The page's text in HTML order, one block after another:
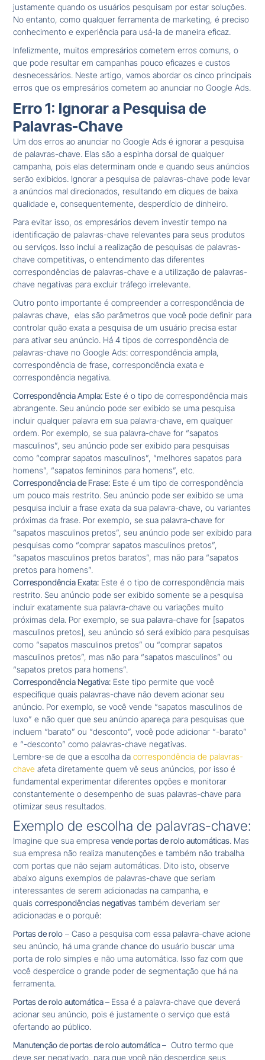
justamente quando os usuários pesquisam por estar soluções.
No entanto, como qualquer ferramenta de marketing, é preciso
conhecimento e experiência para usá-la de maneira eficaz.
Infelizmente, muitos empresários cometem erros comuns, o
que pode resultar em campanhas pouco eficazes e custos
desnecessários. Neste artigo, vamos abordar os cinco principais
erros que os empresários cometem ao anunciar no Google Ads.
Erro 1: Ignorar a Pesquisa de
Palavras-Chave
Um dos erros ao anunciar no Google Ads é ignorar a pesquisa
de palavras-chave. Elas são a espinha dorsal de qualquer
campanha, pois elas determinam onde e quando seus anúncios
serão exibidos. Ignorar a pesquisa de palavras-chave pode levar
a anúncios mal direcionados, resultando em cliques de baixa
qualidade e, consequentemente, desperdício de dinheiro.
Para evitar isso, os empresários devem investir tempo na
identificação de palavras-chave relevantes para seus produtos
ou serviços. Isso inclui a realização de pesquisas de palavras-
chave competitivas, o entendimento das diferentes
correspondências de palavras-chave e a utilização de palavras-
chave negativas para excluir tráfego irrelevante.
Outro ponto importante é compreender a correspondência de
palavras chave, elas são parâmetros que você pode definir para
controlar quão exata a pesquisa de um usuário precisa estar
para ativar seu anúncio. Há 4 tipos de correspondência de
palavras-chave no Google Ads: correspondência ampla,
correspondência de frase, correspondência exata e
correspondência negativa.
Correspondência Ampla: Este é o tipo de correspondência mais
abrangente. Seu anúncio pode ser exibido se uma pesquisa
incluir qualquer palavra em sua palavra-chave, em qualquer
ordem. Por exemplo, se sua palavra-chave for “sapatos
masculinos”, seu anúncio pode ser exibido para pesquisas
como “comprar sapatos masculinos”, “melhores sapatos para
homens”, “sapatos femininos para homens”, etc.
Correspondência de Frase: Este é um tipo de correspondência
um pouco mais restrito. Seu anúncio pode ser exibido se uma
pesquisa incluir a frase exata da sua palavra-chave, ou variantes
próximas da frase. Por exemplo, se sua palavra-chave for
“sapatos masculinos pretos”, seu anúncio pode ser exibido para
pesquisas como “comprar sapatos masculinos pretos”,
“sapatos masculinos pretos baratos”, mas não para “sapatos
pretos para homens”.
Correspondência Exata: Este é o tipo de correspondência mais
restrito. Seu anúncio pode ser exibido somente se a pesquisa
incluir exatamente sua palavra-chave ou variações muito
próximas dela. Por exemplo, se sua palavra-chave for [sapatos
masculinos pretos], seu anúncio só será exibido para pesquisas
como “sapatos masculinos pretos” ou “comprar sapatos
masculinos pretos”, mas não para “sapatos masculinos” ou
“sapatos pretos para homens”.
Correspondência Negativa: Este tipo permite que você
especifique quais palavras-chave não devem acionar seu
anúncio. Por exemplo, se você vende “sapatos masculinos de
luxo” e não quer que seu anúncio apareça para pesquisas que
incluem “barato” ou “desconto”, você pode adicionar “-barato”
e “-desconto” como palavras-chave negativas.
Lembre-se de que a escolha dacorrespondência de palavras-
chave afeta diretamente quem vê seus anúncios, por isso é
fundamental experimentar diferentes opções e monitorar
constantemente o desempenho de suas palavras-chave para
otimizar seus resultados.
Exemplo de escolha de palavras-chave:
Imagine que sua empresavende portas de rolo automáticas. Mas
sua empresa não realiza manutenções e também não trabalha
com portas que não sejam automáticas. Dito isto, observe
abaixo alguns exemplos de palavras-chave que seriam
interessantes de serem adicionadas na campanha, e
quaiscorrespondências negativas também deveriam ser
adicionadas e o porquê:
Portas de rolo – Caso a pesquisa com essa palavra-chave acione
seu anúncio, há uma grande chance do usuário buscar uma
porta de rolo simples e não uma automática. Isso faz com que
você desperdice o grande poder de segmentação que há na
ferramenta.
Portas de rolo automática – Essa é a palavra-chave que deverá
acionar seu anúncio, pois é justamente o serviço que está
ofertando ao público.
Manutenção de portas de rolo automática– Outro termo que
deve ser negativado, para que você não desperdice seus